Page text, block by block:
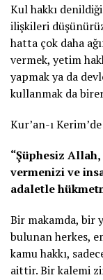
Kul hakkı
ilişkileri
hatta çok daha
vermek, yetim
yapmak ya da
kullanmak da
Kur’an-ı
“Şüphesiz
vermenizi ve
adaletle
Bir makamda, bir
bulunan herkes,
kamu hakkı,
aittir. Bir kalemi